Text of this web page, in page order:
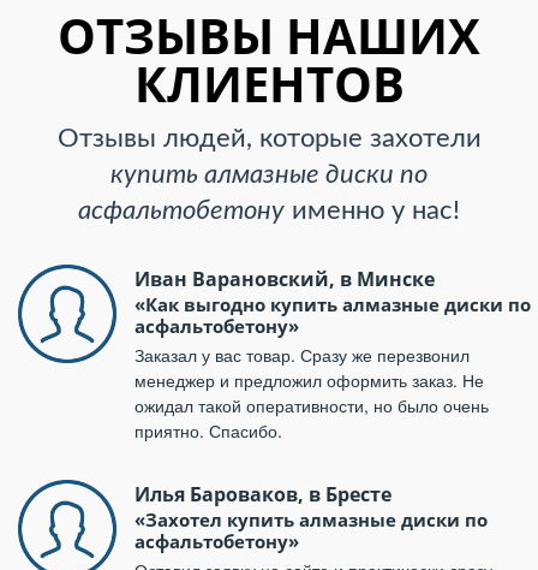
ОТЗЫВЫ НАШИХ
КЛИЕНТОВ
Отзывы людей, которые захотели
купить алмазные диски по
асфальтобетону именно у нас!
Иван Варановский, в Минске
«Как выгодно купить алмазные диски по
асфальтобетону»
Заказал у вас товар. Сразу же перезвонил
менеджер и предложил оформить заказ. Не
ожидал такой оперативности, но было очень
приятно. Спасибо.
Илья Бароваков, в Бресте
«Захотел купить алмазные диски по
асфальтобетону»